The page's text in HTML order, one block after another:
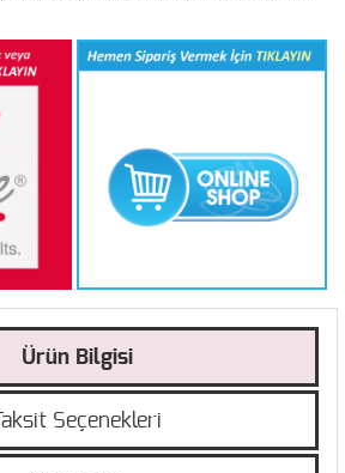
Ürün Bilgisi
Taksit Seçenekleri